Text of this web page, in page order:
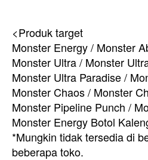
<Produk target
Monster Energy / Monster
Monster Ultra / Monster
Monster Ultra Paradise /
Monster Chaos / Monster
Monster Pipeline Punch /
Monster Energy Botol
*Mungkin tidak tersedia di
beberapa toko.